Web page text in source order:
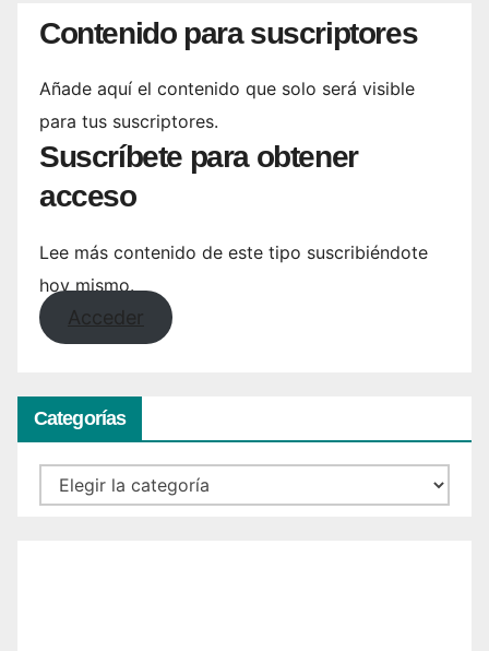
Contenido para suscriptores
Añade aquí el contenido que solo será visible
para tus suscriptores.
Suscríbete para obtener
acceso
Lee más contenido de este tipo suscribiéndote
hoy mismo.
Acceder
Categorías
Categorías